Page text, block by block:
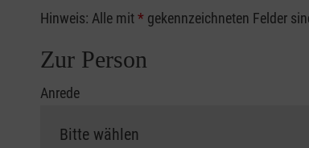
Hinweis: Alle mit* gekennzeichneten Felder
Zur Person
Anrede